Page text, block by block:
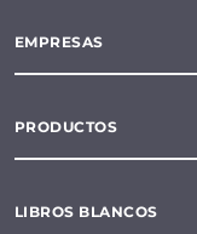
EMPRESAS
PRODUCTOS
LIBROS BLANCOS